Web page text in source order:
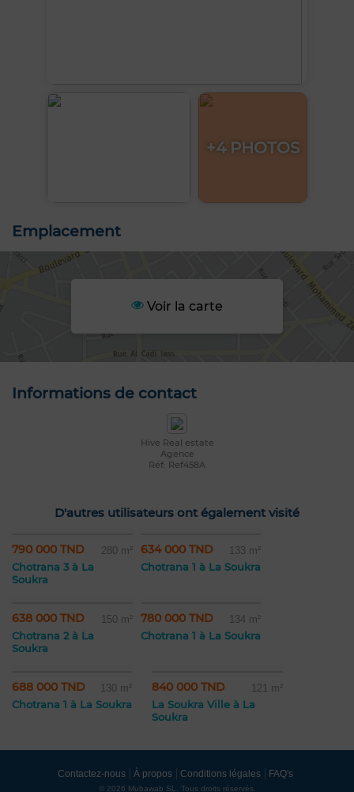
+4 PHOTOS
Emplacement
Voir la carte
Informations de contact
Hive Real estate
Agence
Réf: Ref458A
D'autres utilisateurs ont également visité
790 000 TND 280 m²
Chotrana 3 à La
Soukra
634 000 TND 133 m²
Chotrana 1 à La Soukra
638 000 TND 150 m²
Chotrana 2 à La
Soukra
780 000 TND 134 m²
Chotrana 1 à La Soukra
688 000 TND 130 m²
Chotrana 1 à La Soukra
840 000 TND 121 m²
La Soukra Ville à La
Soukra
Contactez-nous À propos Conditions légales FAQ's
© 2026 Mubawab SL. Tous droits réservés.